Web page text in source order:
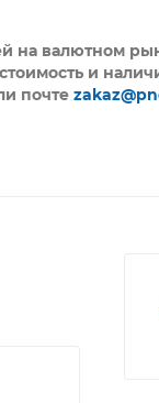
на валютном
и
почте